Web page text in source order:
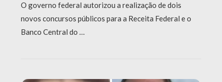
O governo federal autorizou a realização de dois
novos concursos públicos para a Receita Federal e o
Banco Central do …